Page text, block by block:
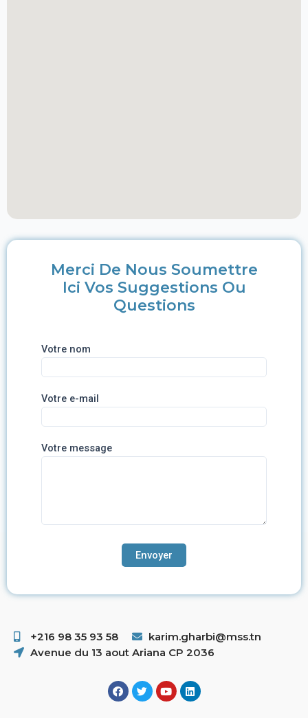
Merci De Nous Soumettre
Ici Vos Suggestions Ou
Questions
Votre nom
Votre e-mail
Votre message
+216 98 35 93 58 ​
karim.gharbi@mss.tn
Avenue du 13 aout Ariana CP 2036